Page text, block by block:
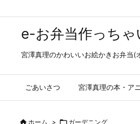
e-お弁当作っちゃ
宮澤真理のかわいいお絵かきお弁当(
ごあいさつ 宮澤真理の本・ア
ホーム > ガーデニング